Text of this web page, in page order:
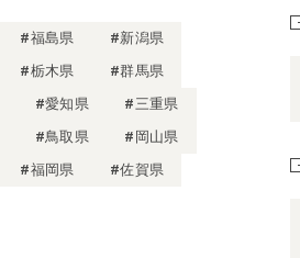
#福島県
#新潟県
#栃木県
#群馬県
#愛知県
#三重県
#鳥取県
#岡山県
#福岡県
#佐賀県